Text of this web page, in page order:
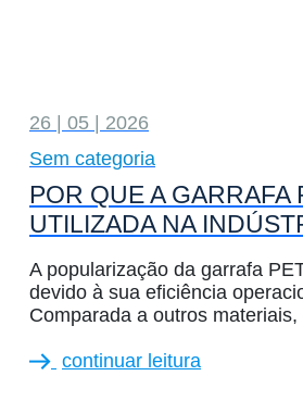
26 | 05 | 2026
Sem categoria
POR QUE A GARRAFA
UTILIZADA NA
A popularização da garrafa
devido à sua eficiência
Comparada a outros
continuar leitura